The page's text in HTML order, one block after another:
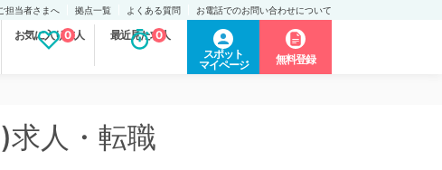
担当者さまへ 拠点一覧 よくある質問 お電話でのお問い合わせについて
お気に入り求人
0 最近見た求人
0
スポット
マイページ
無料登録
人・転職